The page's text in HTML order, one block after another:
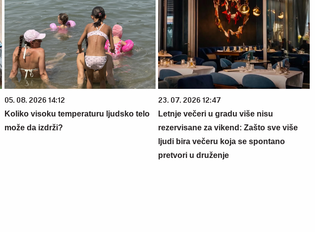
05. 08. 2026 14:12
Koliko visoku temperaturu ljudsko telo
može da izdrži?
23. 07. 2026 12:47
Letnje večeri u gradu više nisu
rezervisane za vikend: Zašto sve više
ljudi bira večeru koja se spontano
pretvori u druženje